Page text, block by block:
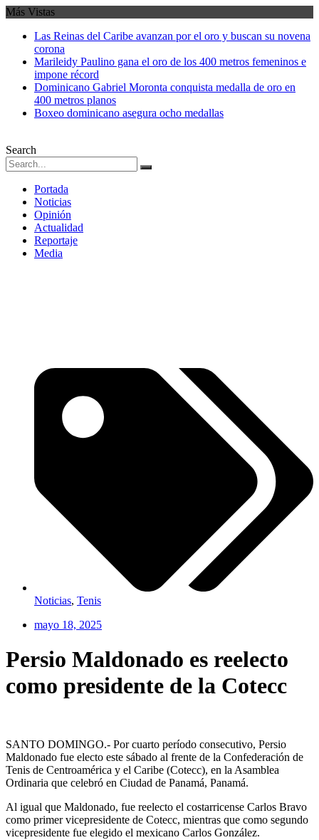
Más Vistas
Las Reinas del Caribe avanzan por el oro y buscan su novena
corona
Marileidy Paulino gana el oro de los 400 metros femeninos e
impone récord
Dominicano Gabriel Moronta conquista medalla de oro en
400 metros planos
Boxeo dominicano asegura ocho medallas
Search
Portada
Noticias
Opinión
Actualidad
Reportaje
Media
Noticias, Tenis
mayo 18, 2025
Persio Maldonado es reelecto
como presidente de la Cotecc
SANTO DOMINGO.- Por cuarto período consecutivo, Persio
Maldonado fue electo este sábado al frente de la Confederación de
Tenis de Centroamérica y el Caribe (Cotecc), en la Asamblea
Ordinaria que celebró en Ciudad de Panamá, Panamá.
Al igual que Maldonado, fue reelecto el costarricense Carlos Bravo
como primer vicepresidente de Cotecc, mientras que como segundo
vicepresidente fue elegido el mexicano Carlos González.